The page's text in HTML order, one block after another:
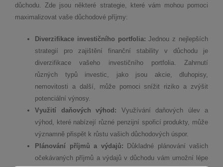
důchodu. Zde jsou některé strategie, které vám mohou pomoci
maximalizovat vaše důchodové příjmy:
Diverzifikace investičního portfolia: Jednou z nejlepších
strategií pro zajištění finanční stability v důchodu je
diverzifikace vašeho investičního portfolia. Zahrnutí
různých typů investic, jako jsou akcie, dluhopisy,
nemovitosti a další, může pomoci snížit riziko a zvýšit
potenciální výnosy.
Využití daňových výhod: Využívání daňových úlev a
výhod, které nabízejí různé penzijní spořicí produkty, může
významně přispět k růstu vašich důchodových úspor.
Plánování příjmů a výdajů: Důkladné plánování vašich
očekávaných příjmů a výdajů v důchodu vám umožní lépe